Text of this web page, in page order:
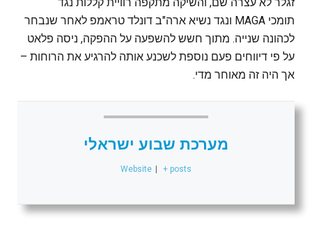
תומכי MAGA ונגד נשיא ארה"ב דונלד טראמפ לאחר שנבחר
לכהונה שנייה. מתוך חשש להשפעה על ההפקה, ניסה פלאט
על פי דיווחים פעם נוספת לשכנע אותה להרגיע את הרוחות –
אך היה זה מאוחר מדי.
מערכת שבוע ישראלי
Website + posts